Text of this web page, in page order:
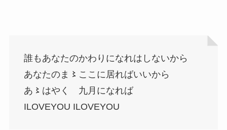
誰もあなたのかわりになれはしないから
あなたのま〻ここに居ればいいから
あ〻はやく 九月になれば
ILOVEYOU ILOVEYOU